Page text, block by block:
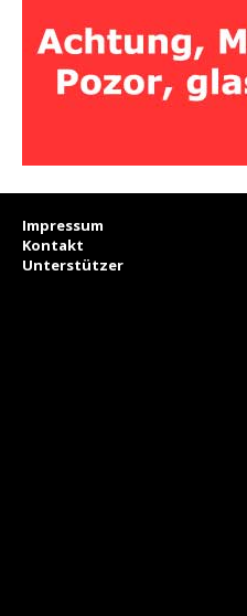
Impressum
Kontakt
Unterstützer